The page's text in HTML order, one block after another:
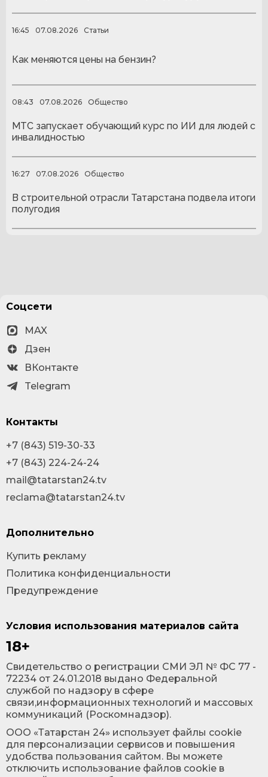
16:45 07.08.2026 Статьи
Как меняются цены на бензин?
08:43 07.08.2026 Общество
МТС запускает обучающий курс по ИИ для людей с
инвалидностью
16:27 07.08.2026 Общество
В строительной отрасли Татарстана подвела итоги
полугодия
Условия использования материалов сайта
18+
Cвидетельство о регистрации СМИ ЭЛ № ФС 77 -
72234 от 24.01.2018 выдано Федеральной
службой по надзору в сфере
связи,информационных технологий и массовых
коммуникаций (Роскомнадзор).
ООО «Татарстан 24» использует файлы cookie
для персонализации сервисов и повышения
удобства пользования сайтом. Вы можете
отключить использование файлов cookie в
Соцсети
MAX
Дзен
ВКонтакте
Telegram
Контакты
+7 (843) 519-30-33
+7 (843) 224-24-24
mail@tatarstan24.tv
reclama@tatarstan24.tv
Дополнительно
Купить рекламу
Политика конфиденциальности
Предупреждение